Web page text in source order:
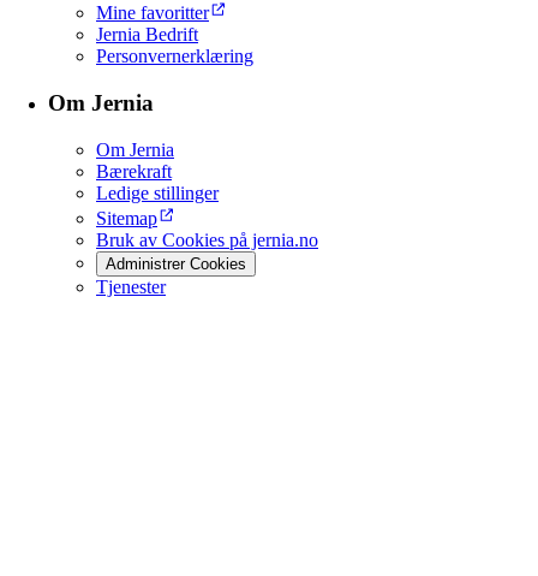
Mine favoritter
Jernia Bedrift
Personvernerklæring
Om Jernia
Om Jernia
Bærekraft
Ledige stillinger
Sitemap
Bruk av Cookies på jernia.no
Administrer Cookies
Tjenester